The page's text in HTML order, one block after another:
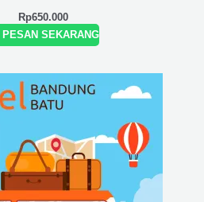
Rp650.000
PESAN SEKARANG